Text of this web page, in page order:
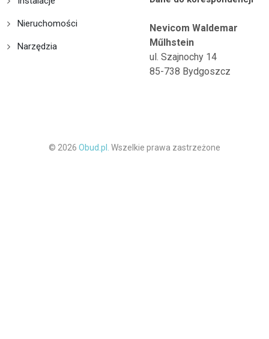
Nieruchomości
Narzędzia
Nevicom Waldemar
Műlhstein
ul. Szajnochy 14
85-738 Bydgoszcz
© 2026 Obud.pl. Wszelkie prawa zastrzeżone